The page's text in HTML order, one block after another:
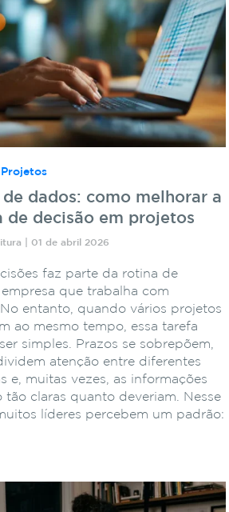
de dados: como melhorar a
de decisão em projetos
| 01 de abril 2026
faz parte da rotina de
que trabalha com
entanto, quando vários projetos
ao mesmo tempo, essa tarefa
simples. Prazos se sobrepõem,
atenção entre diferentes
e, muitas vezes, as informações
tão claras quanto deveriam. Nesse
líderes percebem um padrão: